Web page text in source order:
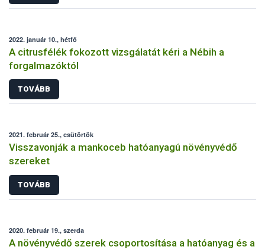
2022. január 10., hétfő
A citrusfélék fokozott vizsgálatát kéri a Nébih a
forgalmazóktól
TOVÁBB
2021. február 25., csütörtök
Visszavonják a mankoceb hatóanyagú növényvédő
szereket
TOVÁBB
2020. február 19., szerda
A növényvédő szerek csoportosítása a hatóanyag és a